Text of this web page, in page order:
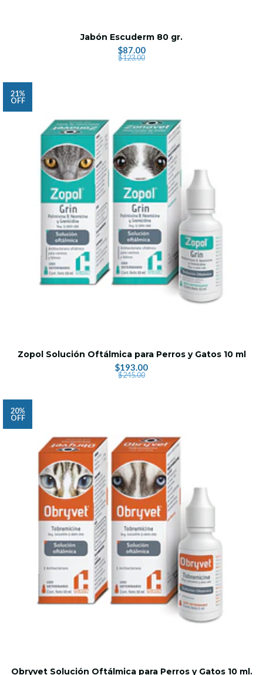
Jabón Escuderm 80 gr.
$87.00
$123.00
21%
OFF
Zopol Solución Oftálmica para Perros y Gatos 10 ml
$193.00
$245.00
20%
OFF
Obryvet Solución Oftálmica para Perros y Gatos 10 ml.